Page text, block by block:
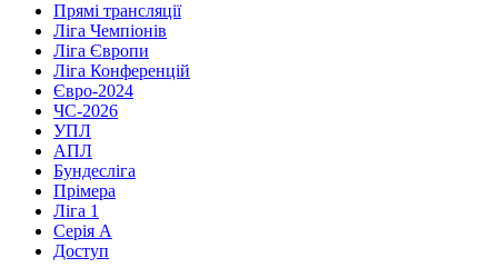
Прямі трансляції
Ліга Чемпіонів
Ліга Європи
Ліга Конференцій
Євро-2024
ЧС-2026
УПЛ
АПЛ
Бундесліга
Прімера
Ліга 1
Серія А
Доступ